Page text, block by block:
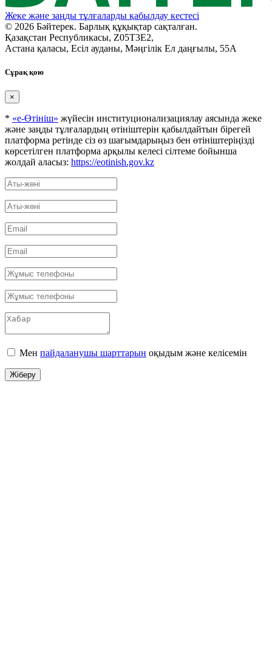
Жеке және заңды тұлғаларды қабылдау кестесі
© 2026 Бәйтерек. Барлық құқықтар сақталған.
Қазақстан Республикасы, Z05T3E2,
Астана қаласы, Есіл ауданы, Мәңгілік Ел даңғылы, 55А
Сұрақ қою
×
* «е-Өтініш» жүйесін институционализациялау аясында жеке
және заңды тұлғалардың өтініштерін қабылдайтын бірегей
платформа ретінде сіз өз шағымдарыңыз бен өтініштеріңізді
көрсетілген платформа арқылы келесі сілтеме бойынша
жолдай аласыз: https://eotinish.gov.kz
Мен пайдаланушы шарттарын оқыдым және келісемін
Жіберу